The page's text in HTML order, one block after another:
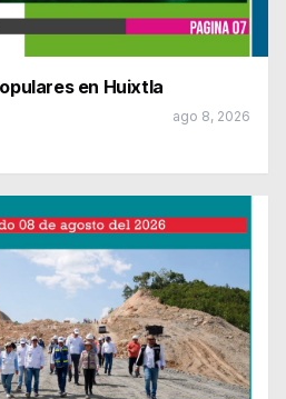
en Huixtla
ago 8, 2026